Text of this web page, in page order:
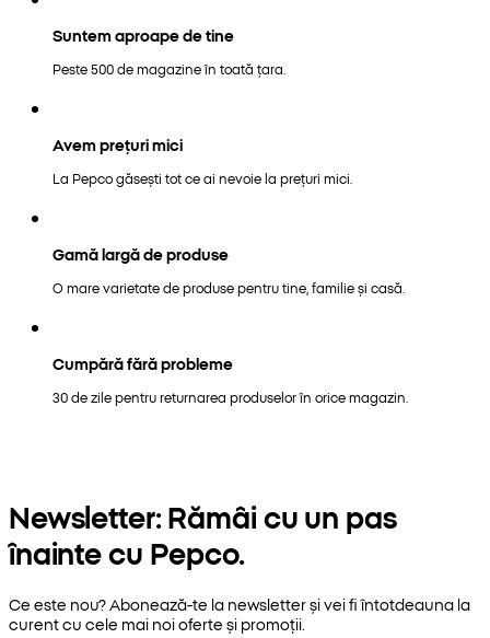
Suntem aproape de tine
Peste 500 de magazine în toată țara.
Avem prețuri mici
La Pepco găsești tot ce ai nevoie la prețuri mici.
Gamă largă de produse
O mare varietate de produse pentru tine, familie și casă.
Cumpără fără probleme
30 de zile pentru returnarea produselor în orice magazin.
Newsletter: Rămâi cu un pas
înainte cu Pepco.
Ce este nou? Abonează-te la newsletter și vei fi întotdeauna la
curent cu cele mai noi oferte și promoții.